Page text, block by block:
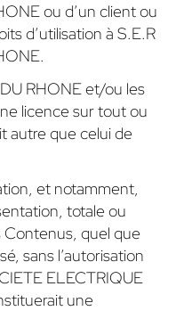
ou d’un client ou
d’utilisation à S.E.R
RHONE et/ou les
licence sur tout ou
autre que celui de
et notamment,
totale ou
Contenus, quel que
sans l’autorisation
ELECTRIQUE
une